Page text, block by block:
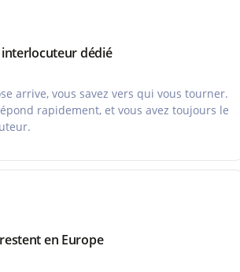
dédié
arrive, vous savez vers qui vous tourner.
rapidement, et vous avez toujours le
en Europe